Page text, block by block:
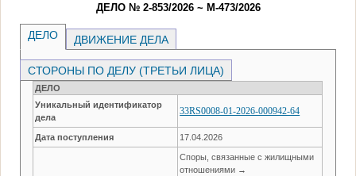
ДЕЛО № 2-853/2026 ~ М-473/2026
ДЕЛО ДВИЖЕНИЕ ДЕЛА
СТОРОНЫ ПО ДЕЛУ (ТРЕТЬИ ЛИЦА)
ДЕЛО
Уникальный идентификатор
дела
33RS0008-01-2026-000942-64
Дата поступления 17.04.2026
Споры, связанные с жилищными
отношениями →